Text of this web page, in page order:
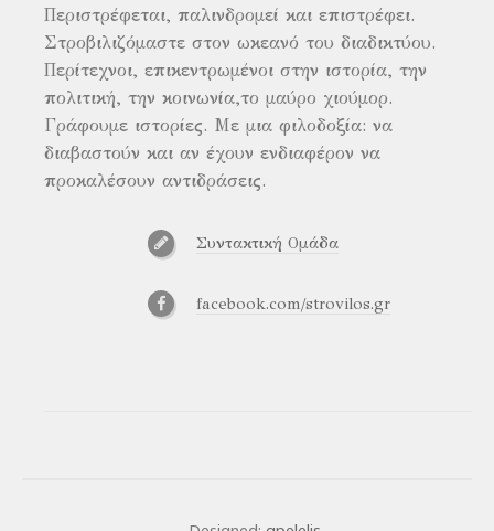
Περιστρέφεται, παλινδρομεί και επιστρέφει.
Στροβιλιζόμαστε στον ωκεανό του διαδικτύου.
Περίτεχνοι, επικεντρωμένοι στην ιστορία, την
πολιτική, την κοινωνία,το μαύρο χιούμορ.
Γράφουμε ιστορίες. Με μια φιλοδοξία: να
διαβαστούν και αν έχουν ενδιαφέρον να
προκαλέσουν αντιδράσεις.
Συντακτική Ομάδα
facebook.com/strovilos.gr